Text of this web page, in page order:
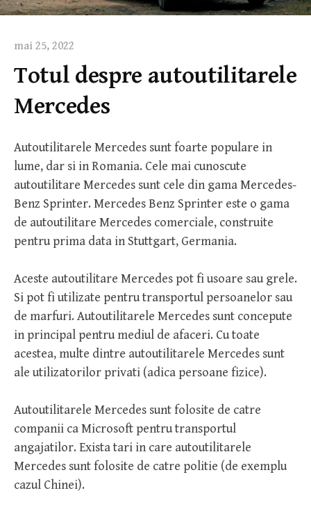
mai 25, 2022
Totul despre autoutilitarele
Mercedes
Autoutilitarele Mercedes sunt foarte populare in
lume, dar si in Romania. Cele mai cunoscute
autoutilitare Mercedes sunt cele din gama Mercedes-
Benz Sprinter. Mercedes Benz Sprinter este o gama
de autoutilitare Mercedes comerciale, construite
pentru prima data in Stuttgart, Germania.
Aceste autoutilitare Mercedes pot fi usoare sau grele.
Si pot fi utilizate pentru transportul persoanelor sau
de marfuri. Autoutilitarele Mercedes sunt concepute
in principal pentru mediul de afaceri. Cu toate
acestea, multe dintre autoutilitarele Mercedes sunt
ale utilizatorilor privati (adica persoane fizice).
Autoutilitarele Mercedes sunt folosite de catre
companii ca Microsoft pentru transportul
angajatilor. Exista tari in care autoutilitarele
Mercedes sunt folosite de catre politie (de exemplu
cazul Chinei).